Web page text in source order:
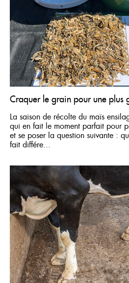
Craquer le grain pour une plus
La saison de récolte du maïs
qui en fait le moment parfait pour
et se poser la question suivante :
fait différe...